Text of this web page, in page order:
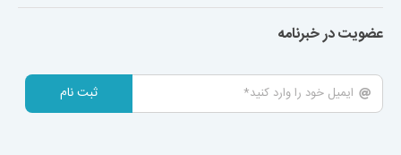
عضویت در خبرنامه
ثبت نام